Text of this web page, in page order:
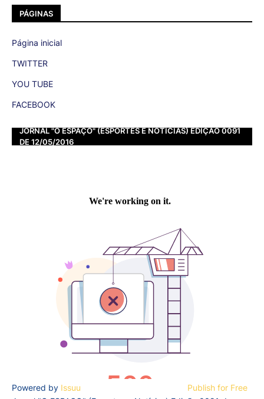
PÁGINAS
Página inicial
TWITTER
YOU TUBE
FACEBOOK
JORNAL "O ESPAÇO" (ESPORTES E NOTÍCIAS) EDIÇÃO 0091
DE 12/05/2016
Powered by Issuu
Publish for Free